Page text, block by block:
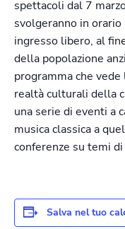
spettacoli dal 7
svolgeranno in
ingresso libero, al
della popolazione
programma che
realtà culturali della
una serie di eventi a
musica classica a
conferenze su temi
Salva nel tuo